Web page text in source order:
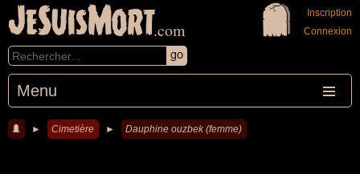
JeSuisMort.com
Menu
Inscription
Connexion
► Cimetière ► Dauphine ouzbek (femme)